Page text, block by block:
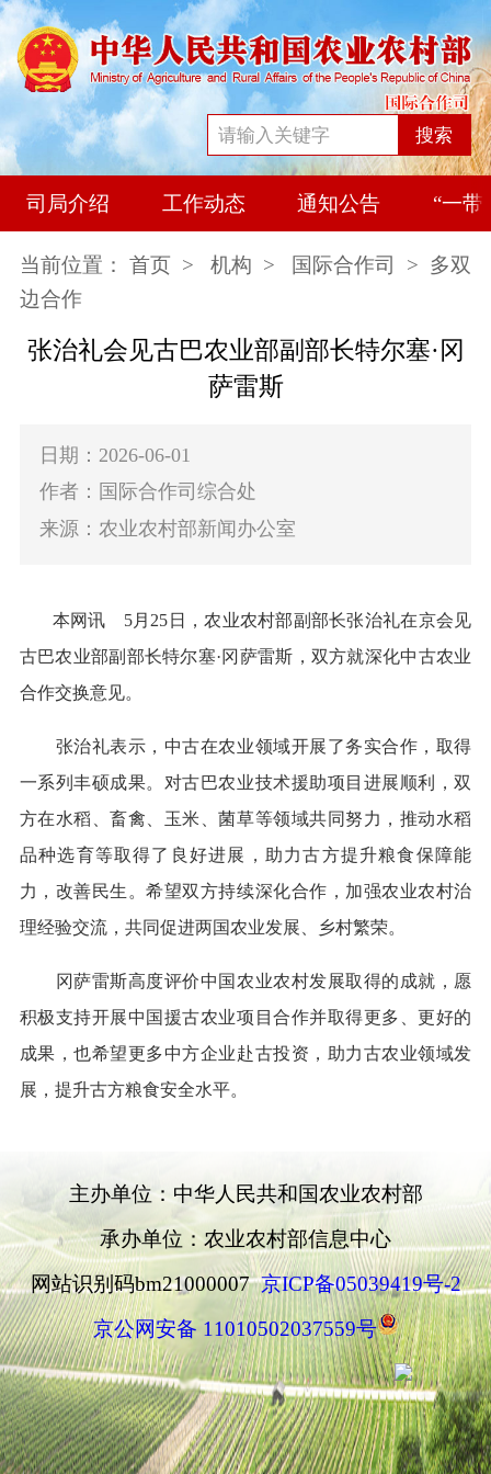
搜索
司局介绍 工作动态 通知公告 “一带
当前位置： 首页 > 机构 > 国际合作司
> 多双
边合作
张治礼会见古巴农业部副部长特尔塞·冈
萨雷斯
日期：2026-06-01
作者：国际合作司综合处
来源：农业农村部新闻办公室
本网讯
5月25日，农业农村部副部长张治礼在京会见
古巴农业部副部长特尔塞·冈萨雷斯，双方就深化中古农业
合作交换意见。
张治礼表示，中古在农业领域开展了务实合作，取得
一系列丰硕成果。对古巴农业技术援助项目进展顺利，双
方在水稻、畜禽、玉米、菌草等领域共同努力，推动水稻
品种选育等取得了良好进展，助力古方提升粮食保障能
力，改善民生。希望双方持续深化合作，加强农业农村治
理经验交流，共同促进两国农业发展、乡村繁荣。
冈萨雷斯高度评价中国农业农村发展取得的成就，愿
积极支持开展中国援古农业项目合作并取得更多、更好的
成果，也希望更多中方企业赴古投资，助力古农业领域发
展，提升古方粮食安全水平。
主办单位：中华人民共和国农业农村部
承办单位：农业农村部信息中心
网站识别码bm21000007京ICP备05039419号-2
京公网安备 11010502037559号